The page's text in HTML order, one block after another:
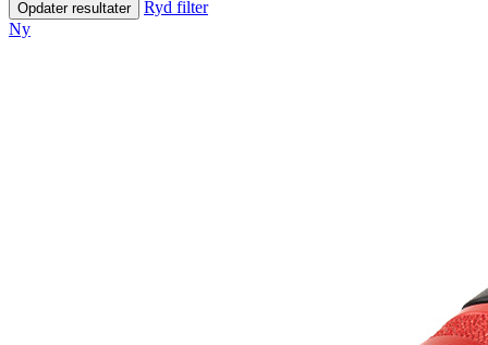
Opdater resultater
Ryd filter
Ny